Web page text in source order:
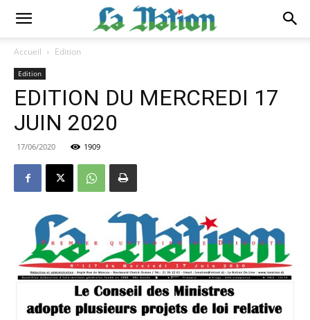
Accueil Edition
Edition
EDITION DU MERCREDI 17
JUIN 2020
17/06/2020 1909